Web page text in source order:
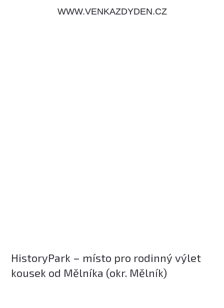
WWW.VENKAZDYDEN.CZ
HistoryPark – místo pro rodinný výlet
kousek od Mělníka (okr. Mělník)